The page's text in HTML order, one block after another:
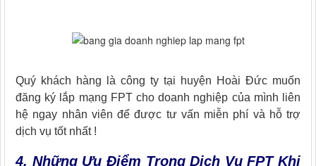
Quý khách hàng là công ty tại huyện Hoài Đức muốn
đăng ký lắp mạng FPT cho doanh nghiệp của mình liên
hệ ngay nhân viên để được tư vấn miễn phí và hỗ trợ
dịch vụ tốt nhất !
4. Những Ưu Điểm Trong Dịch Vụ FPT Khi